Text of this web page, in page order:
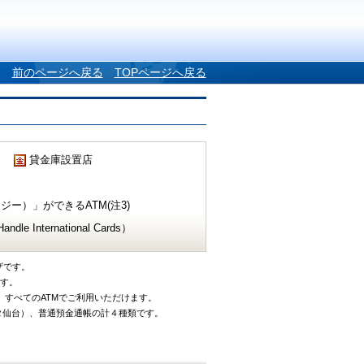
前のページへ戻る TOPページへ戻る
貸金庫設置店
ー）」ができるATM(注3)
International Cards）
す。
。
べてのATMでご利用いただけます。
台）、普通預金通帳の計４種類です。